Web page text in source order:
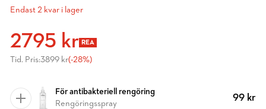
Endast 2 kvar i lager
2795 kr REA
Tid. Pris:3899 kr(-28%)
För antibakteriell rengöring
Rengöringsspray
99 kr